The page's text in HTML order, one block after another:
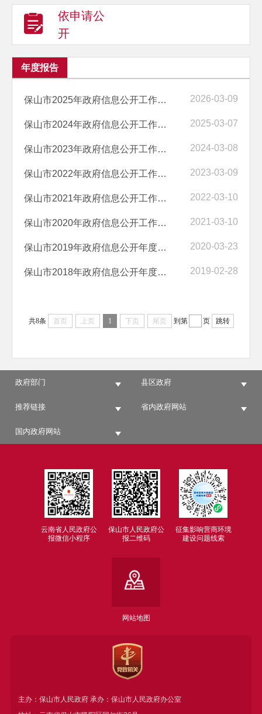
依申请公
开
年度报告
保山市2025年政府信息公开工作年度报告 2026-03-09
保山市2024年政府信息公开工作年度报告 2025-03-07
保山市2023年政府信息公开工作年度报告 2024-03-08
保山市2022年政府信息公开工作年度报告 2023-03-09
保山市2021年政府信息公开工作年度报告 2022-03-10
保山市2020年政府信息公开工作年度报告 2021-03-10
保山市2019年政府信息公开年度报告 2020-03-23
保山市2018年政府信息公开年度报告 2019-02-28
共8条 首页 上页 1 下页 尾页 到第 页 跳转
政府部门 县区政府
推荐链接 省内政府网站
国内政府网站
云南省人民政府公
报微信小程序
保山市人民政府公
报二维码
征集影响营商环境
建设问题线索
网站地图
主办：保山市人民政府 承办：保山市人民政府办公室